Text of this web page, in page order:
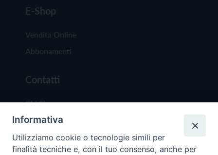
E-Shop
Vendita Online
Abbonamenti
Contatti
Chi Siamo
Redazione
Scrivici
Informativa
Utilizziamo cookie o tecnologie simili per
finalità tecniche e, con il tuo consenso, anche per